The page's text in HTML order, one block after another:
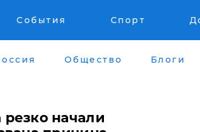
События Спорт
Общество Блоги
начали